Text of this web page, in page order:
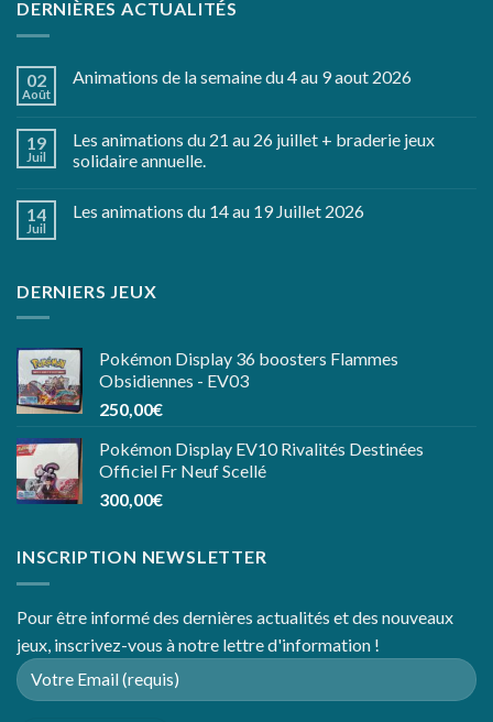
DERNIÈRES ACTUALITÉS
02
Août
Animations de la semaine du 4 au 9 aout 2026
19
Juil
Les animations du 21 au 26 juillet + braderie jeux
solidaire annuelle.
14
Juil
Les animations du 14 au 19 Juillet 2026
DERNIERS JEUX
Pokémon Display 36 boosters Flammes
Obsidiennes - EV03
250,00€
Pokémon Display EV10 Rivalités Destinées
Officiel Fr Neuf Scellé
300,00€
INSCRIPTION NEWSLETTER
Pour être informé des dernières actualités et des nouveaux
jeux, inscrivez-vous à notre lettre d'information !